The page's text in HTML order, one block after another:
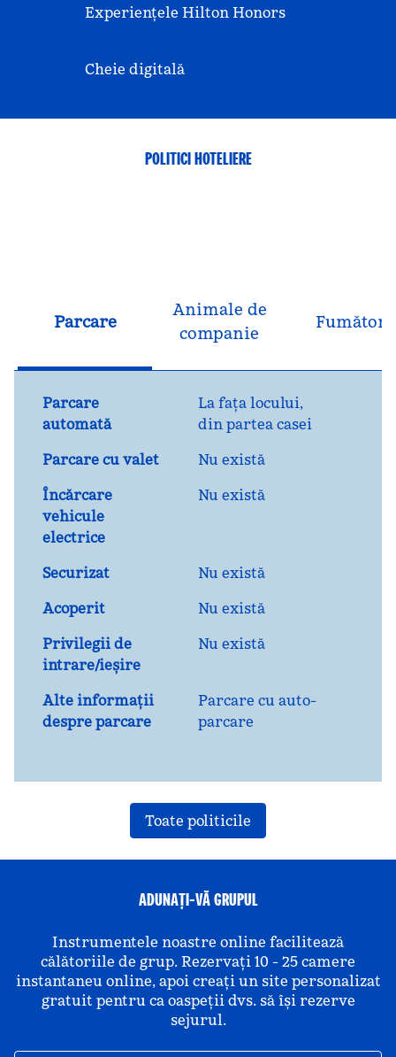
Experiențele Hilton Honors
Cheie digitală
POLITICI HOTELIERE
Parcare
Animale de
companie
Fumători
Parcare
automată
La fața locului,
din partea casei
Parcare cu valet
Nu există
Încărcare
vehicule
electrice
Nu există
Securizat
Nu există
Acoperit
Nu există
Privilegii de
intrare/ieșire
Nu există
Alte informații
despre parcare
Parcare cu auto-
parcare
Toate politicile
ADUNAȚI-VĂ GRUPUL
Instrumentele noastre online facilitează
călătoriile de grup. Rezervați 10 - 25 camere
instantaneu online, apoi creați un site personalizat
gratuit pentru ca oaspeții dvs. să își rezerve
sejurul.